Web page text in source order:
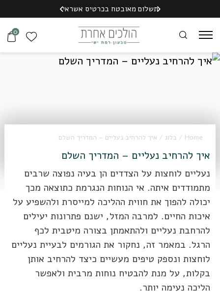
Skip to Contentתשלום מאובטח בכרטיס אשראי
0
Home
/ בלוג / איך להרחיב נעליים – המדריך השלם
איך להרחיב נעליים – המדריך השלם
נעליים לוחצות על הצדדים הן בעיה נפוצה שרבים
מתמודדים איתה. אי הנוחות הנגרמת כתוצאה מכך
יכולה להפוך את חווית ההליכה למייסרת ולהשפיע על
איכות החיים. למרבה המזל, ישנם פתרונות יעילים
להרחבת נעליים ולהתאמתן בצורה מיטבית לכף
הרגל. במאמר זה, נחקור את הגורמים לבעיית נעליים
לוחצות ונספק טיפים מעשיים כיצד להרחיב אותן
בקלות, על מנת להבטיח נוחות מרבית ולאפשר
הליכה נעימה יותר.